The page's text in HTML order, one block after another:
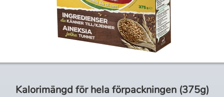
Kalorimängd förhela förpackningen (375g)